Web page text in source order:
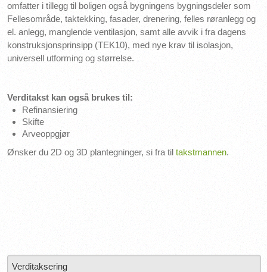
omfatter i tillegg til boligen også bygningens bygningsdeler som
Fellesområde, taktekking, fasader, drenering, felles røranlegg og
el. anlegg, manglende ventilasjon, samt alle avvik i fra dagens
konstruksjonsprinsipp (TEK10), med nye krav til isolasjon,
universell utforming og størrelse.
Verditakst kan også brukes til:
Refinansiering
Skifte
Arveoppgjør
Ønsker du 2D og 3D plantegninger, si fra til takstmannen.
Verditaksering